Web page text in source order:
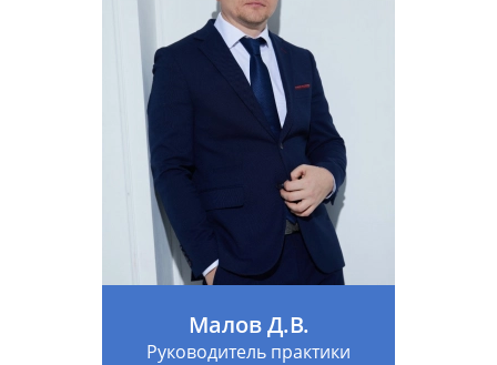
Малов Д.В.
Руководитель практики